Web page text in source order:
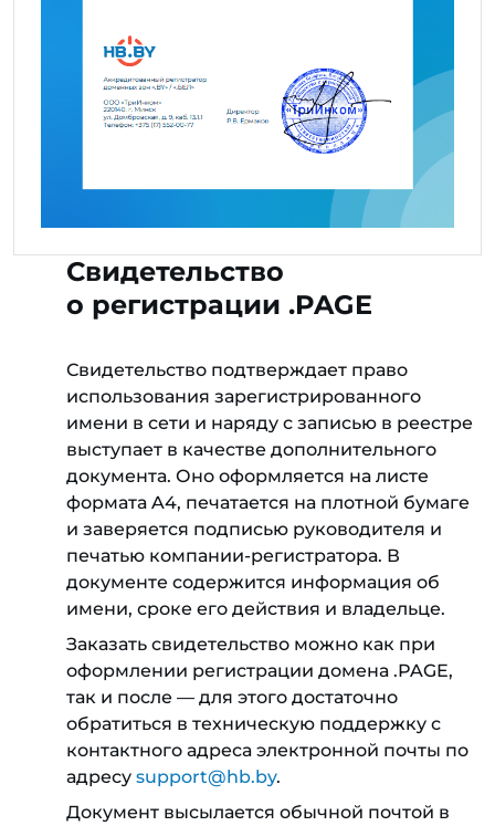
Свидетельство
о регистрации .PAGE
Свидетельство подтверждает право
использования зарегистрированного
имени в сети и наряду с записью в реестре
выступает в качестве дополнительного
документа. Оно оформляется на листе
формата A4, печатается на плотной бумаге
и заверяется подписью руководителя и
печатью компании-регистратора. В
документе содержится информация об
имени, сроке его действия и владельце.
Заказать свидетельство можно как при
оформлении регистрации домена .PAGE,
так и после — для этого достаточно
обратиться в техническую поддержку с
контактного адреса электронной почты по
адресу support@hb.by.
Документ высылается обычной почтой в